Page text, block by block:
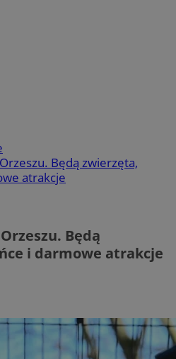
Będą zwierzęta,
atrakcje
Będą
i darmowe atrakcje